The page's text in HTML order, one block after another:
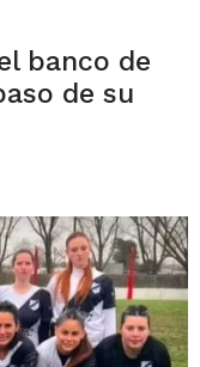
banco de
de su